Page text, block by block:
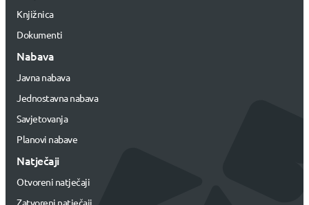
Knjižnica
Dokumenti
Nabava
Javna nabava
Jednostavna nabava
Savjetovanja
Planovi nabave
Natječaji
Otvoreni natječaji
Zatvoreni natječaji